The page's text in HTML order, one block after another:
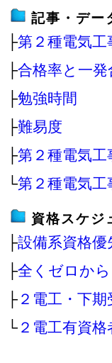
記事・デー
├第２種電気工
├合格率と一発
├勉強時間
├難易度
├第２種電気工
└第２種電気
資格スケジ
├設備系資格優
├全くゼロから
├ ２電工・下期
└ ２電工有資格